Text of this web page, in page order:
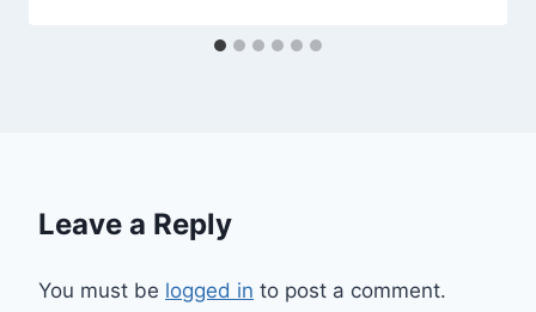
Leave a Reply
You must be logged in to post a comment.